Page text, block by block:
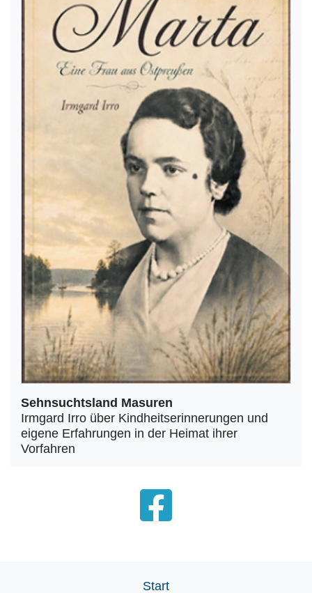
Sehnsuchtsland Masuren
Irmgard Irro über Kindheitserinnerungen und
eigene Erfahrungen in der Heimat ihrer
Vorfahren
Start